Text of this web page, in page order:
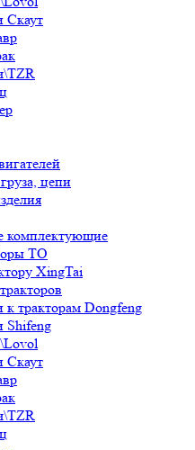
Скаут
цепи
комплектующие
ТО
XingTai
к тракторам Dongfeng
Shifeng
Скаут